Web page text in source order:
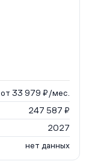
от 33 979 ₽/мес.
247 587 ₽
2027
нет данных